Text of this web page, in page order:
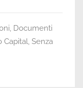
, Documenti
Capital, Senza